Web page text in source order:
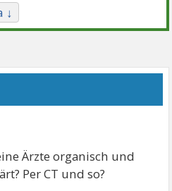
↓
Ärzte organisch und
Per CT und so?